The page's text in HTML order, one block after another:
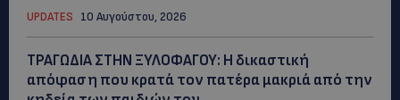
UPDATES 10 Αυγούστου, 2026
ΤΡΑΓΩΔΙΑ ΣΤΗΝ ΞΥΛΟΦΑΓΟΥ: Η δικαστική
απόφαση που κρατά τον πατέρα μακριά από την